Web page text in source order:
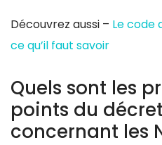
Découvrez aussi – Le code
ce qu’il faut savoir
Quels sont les
points du
concernant les